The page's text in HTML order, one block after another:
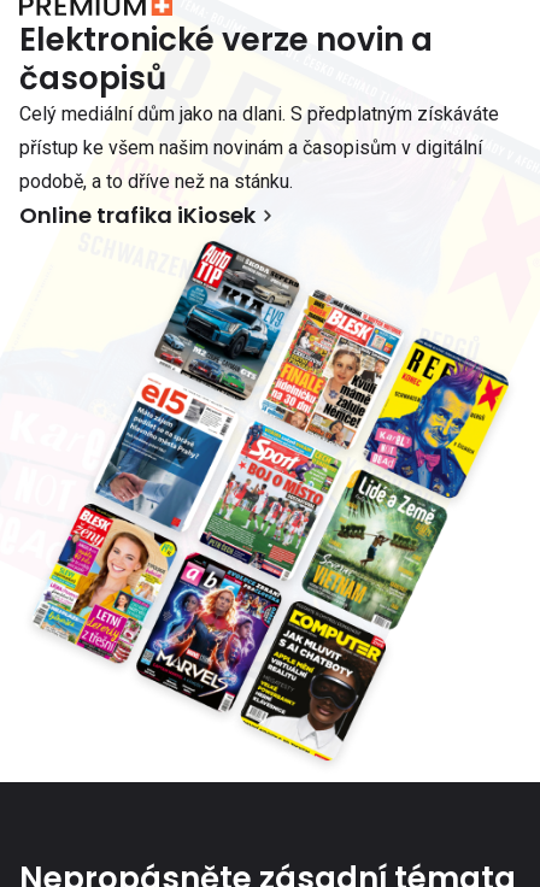
Elektronické verze novin a
časopisů
Celý mediální dům jako na dlani. S předplatným získáváte
přístup ke všem našim novinám a časopisům v digitální
podobě, a to dříve než na stánku.
Online trafika iKiosek